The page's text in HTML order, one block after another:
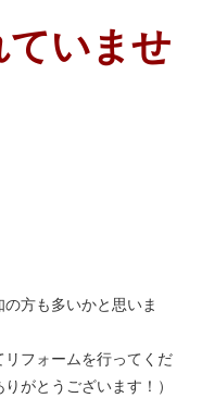
ていませ
の方も多いかと思いま
フォームを行ってくだ
がとうございます！）